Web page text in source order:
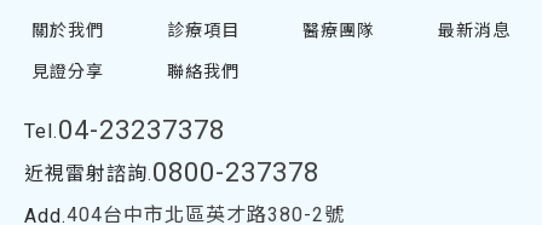
關於我們 診療項目 醫療團隊 最新消息
見證分享 聯絡我們
Tel.04-23237378
近視雷射諮詢.0800-237378
Add.404台中市北區英才路380-2號